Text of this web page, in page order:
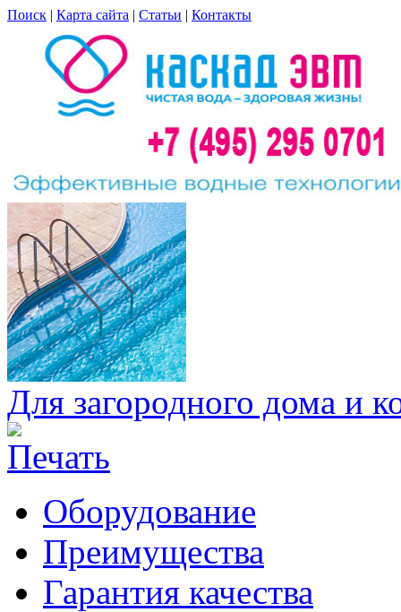
Поиск | Карта сайта | Статьи | Контакты
Для загородного дома и
Оборудование
Преимущества
Гарантия качества